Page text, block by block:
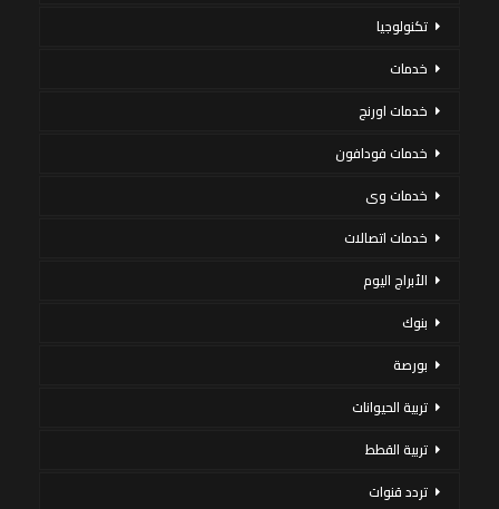
تكنولوجيا
خدمات
خدمات اورنج
خدمات فودافون
خدمات وى
خدمات اتصالات
الأبراج اليوم
بنوك
بورصة
تربية الحيوانات
تربية القطط
تردد قنوات